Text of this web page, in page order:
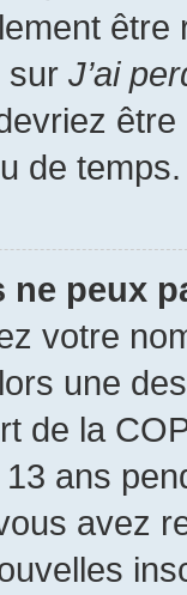
sur J’ai
de temps.
peux
votre
une
de la
ans
avez